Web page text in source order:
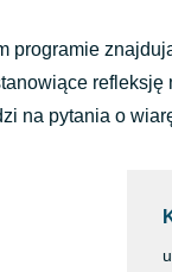
programie
refleksję
na pytania o